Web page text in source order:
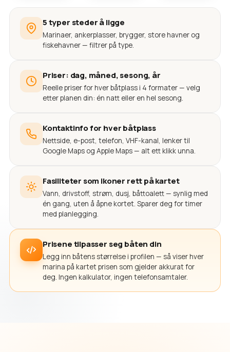
5 typer steder å ligge
Marinaer, ankerplasser, brygger, store havner og
fiskehavner — filtrer på type.
Priser: dag, måned, sesong, år
Reelle priser for hver båtplass i 4 formater — velg
etter planen din: én natt eller en hel sesong.
Kontaktinfo for hver båtplass
Nettside, e-post, telefon, VHF-kanal, lenker til
Google Maps og Apple Maps — alt ett klikk unna.
Fasiliteter som ikoner rett på kartet
Vann, drivstoff, strøm, dusj, båttoalett — synlig med
én gang, uten å åpne kortet. Sparer deg for timer
med planlegging.
Prisene tilpasser seg båten din
Legg inn båtens størrelse i profilen — så viser hver
marina på kartet prisen som gjelder akkurat for
deg. Ingen kalkulator, ingen telefonsamtaler.